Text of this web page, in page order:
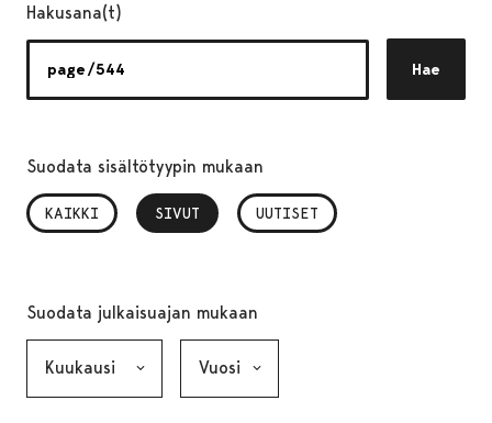
Hakusana(t)
Hae
Suodata sisältötyypin mukaan
KAIKKI SIVUT
, VALITTU UUTISET
Suodata julkaisuajan mukaan